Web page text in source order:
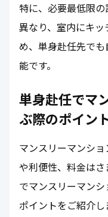
特に、必要最低限
異なり、室内にキ
め、単身赴任先で
能です。
単身赴任でマ
ぶ際のポイン
マンスリーマンシ
や利便性、料金は
でマンスリーマン
ポイントをご紹介し